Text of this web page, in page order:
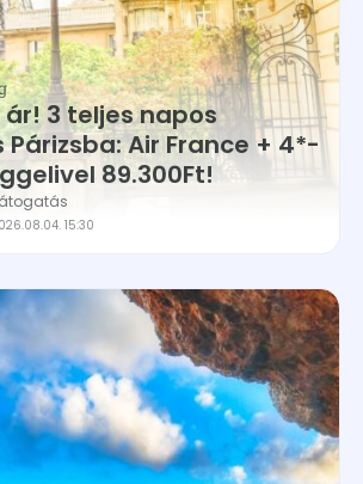
ár! 3 teljes napos
Air France + 4*-
89.300Ft!
15:30